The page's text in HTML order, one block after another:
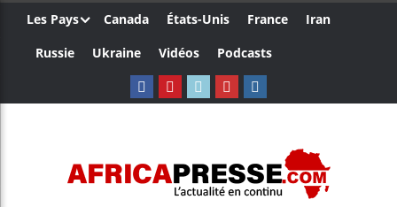
Les Pays Canada États-Unis France
Iran
Russie
Ukraine Vidéos Podcasts